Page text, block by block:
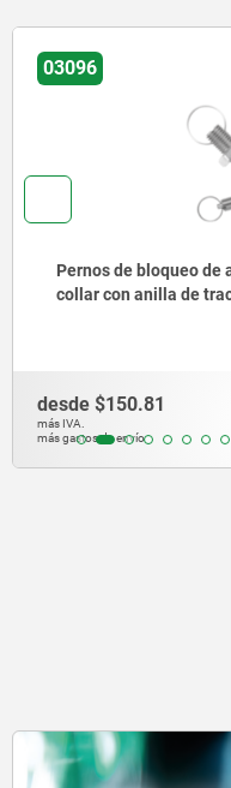
03092
Pernos de
corta, con
desde$204.99
más gastos de envío